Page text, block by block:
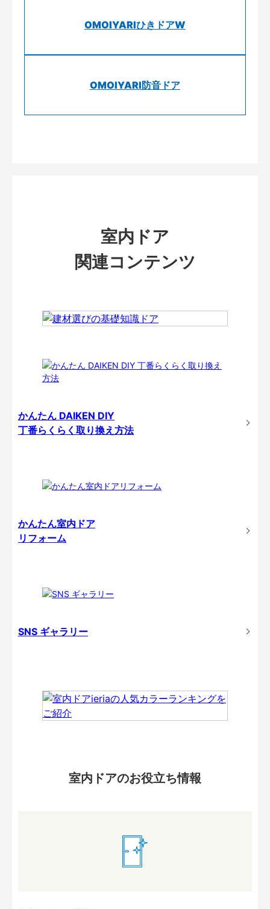
OMOIYARIひきドアW
OMOIYARI防音ドア
室内ドア
関連コンテンツ
かんたん DAIKEN DIY
丁番らくらく取り換え方法
かんたん室内ドア
リフォーム
SNS ギャラリー
室内ドアのお役立ち情報